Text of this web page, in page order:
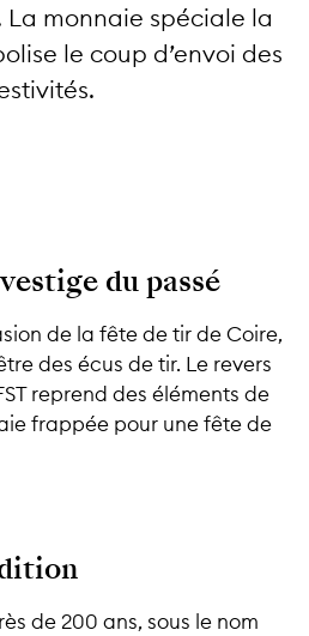
La monnaie spéciale la
le coup d’envoi des
du passé
de la fête de tir de Coire,
des écus de tir. Le revers
reprend des éléments de
frappée pour une fête de
de 200 ans, sous le nom